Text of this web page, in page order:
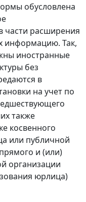
обусловлена
части расширения
информацию. Так,
иностранные
без
в
на учет по
также
косвенного
или публичной
и (или)
организации
юрлица)